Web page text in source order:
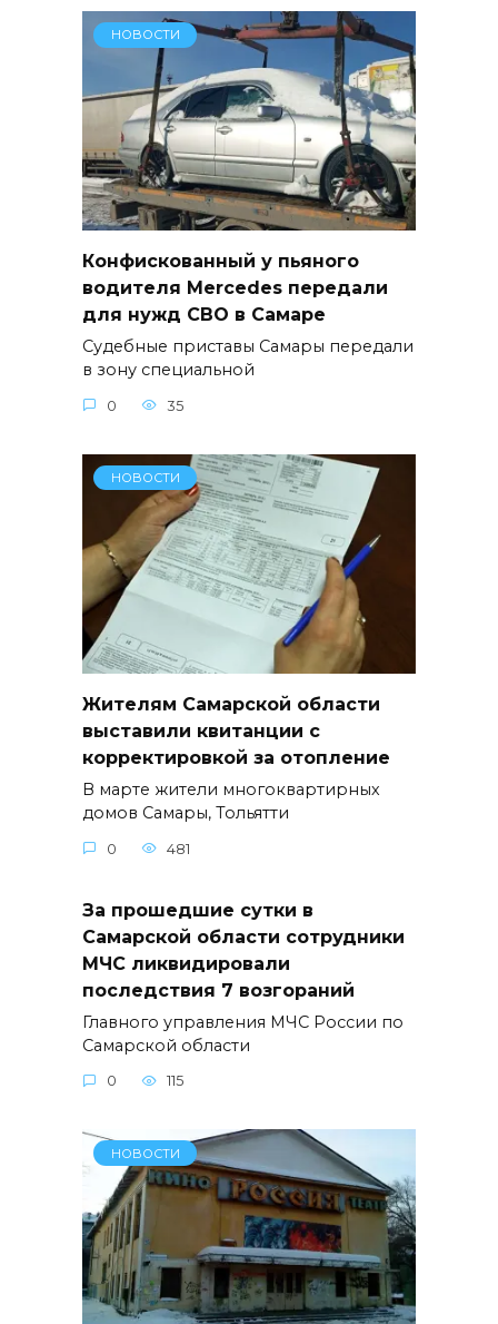
НОВОСТИ
Конфискованный у пьяного
водителя Mercedes передали
для нужд СВО в Самаре
Судебные приставы Самары передали
в зону специальной
0 35
НОВОСТИ
Жителям Самарской области
выставили квитанции с
корректировкой за отопление
В марте жители многоквартирных
домов Самары, Тольятти
0 481
За прошедшие сутки в
Самарской области сотрудники
МЧС ликвидировали
последствия 7 возгораний
Главного управления МЧС России по
Самарской области
0 115
НОВОСТИ